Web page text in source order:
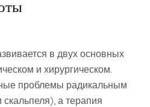
в двух основных
и хирургическом.
проблемы радикальным
а терапия